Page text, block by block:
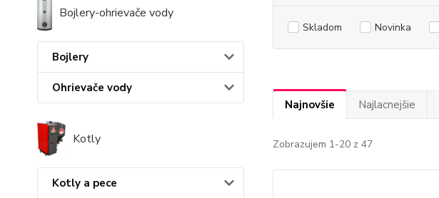
Bojlery-ohrievače vody
Bojlery
Ohrievače vody
Kotly
Kotly a pece
Skladom Novinka
Najnovšie Najlacnejšie
Zobrazujem 1-20 z 47